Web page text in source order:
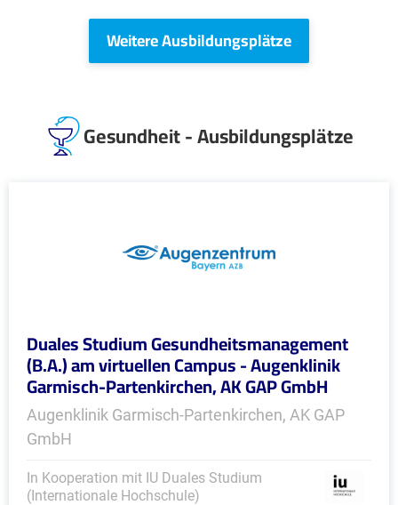
Weitere Ausbildungsplätze
Gesundheit - Ausbildungsplätze
Duales Studium Gesundheitsmanagement
(B.A.) am virtuellen Campus - Augenklinik
Garmisch-Partenkirchen, AK GAP GmbH
Augenklinik Garmisch-Partenkirchen, AK GAP
GmbH
In Kooperation mit IU Duales Studium
(Internationale Hochschule)